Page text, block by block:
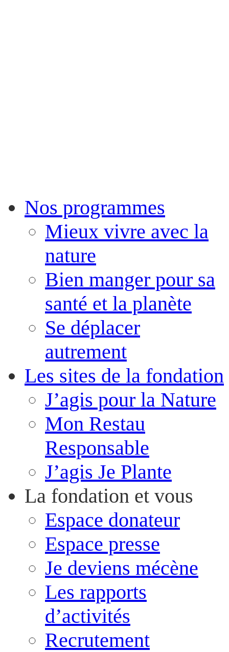
Nos programmes
Mieux vivre avec la
nature
Bien manger pour sa
santé et la planète
Se déplacer
autrement
Les sites de la fondation
J’agis pour la Nature
Mon Restau
Responsable
J’agis Je Plante
La fondation et vous
Espace donateur
Espace presse
Je deviens mécène
Les rapports
d’activités
Recrutement